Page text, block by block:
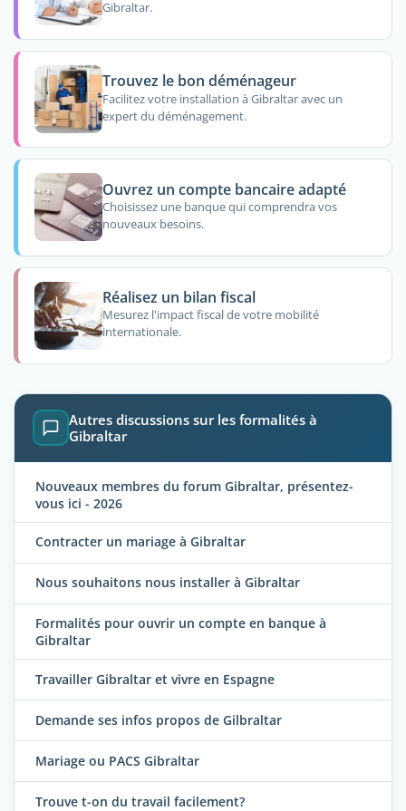
Gibraltar.
Trouvez le bon déménageur
Facilitez votre installation à Gibraltar avec un
expert du déménagement.
Ouvrez un compte bancaire adapté
Choisissez une banque qui comprendra vos
nouveaux besoins.
Réalisez un bilan fiscal
Mesurez l'impact fiscal de votre mobilité
internationale.
Autres discussions sur les formalités à
Gibraltar
Nouveaux membres du forum Gibraltar, présentez-
vous ici - 2026
Contracter un mariage à Gibraltar
Nous souhaitons nous installer à Gibraltar
Formalités pour ouvrir un compte en banque à
Gibraltar
Travailler Gibraltar et vivre en Espagne
Demande ses infos propos de Gilbraltar
Mariage ou PACS Gibraltar
Trouve t-on du travail facilement?